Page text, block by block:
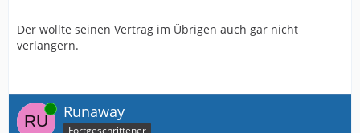
Der wollte seinen Vertrag im Übrigen auch gar nicht
verlängern.
Online Runaway
Fortgeschrittener